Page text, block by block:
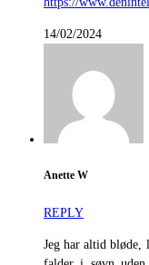
14/02/2024
Anette W
REPLY
Jeg har altid bløde,